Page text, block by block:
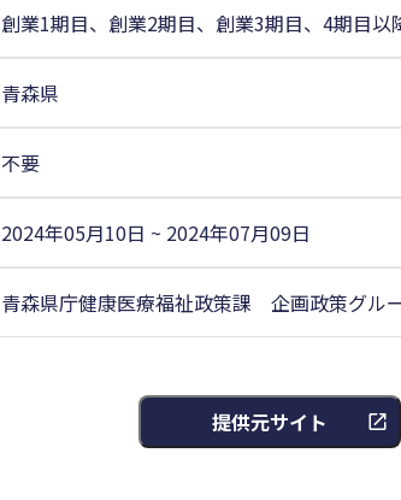
創業1期目、創業2期目、創業3期目、4期目以
青森県
不要
2024年05月10日 ~ 2024年07月09日
青森県庁健康医療福祉政策課 企画政策グル
提供元サイト